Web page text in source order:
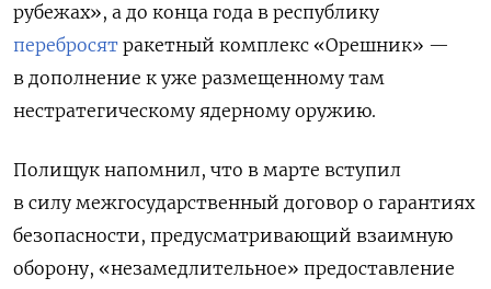
рубежах», а до конца года в республику
перебросят ракетный комплекс «Орешник» —
в дополнение к уже размещенному там
нестратегическому ядерному оружию.
Полищук напомнил, что в марте вступил
в силу межгосударственный договор о гарантиях
безопасности, предусматривающий взаимную
оборону, «незамедлительное» предоставление